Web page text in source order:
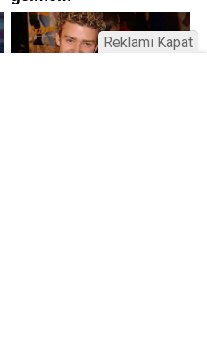
Reklamı Kapat